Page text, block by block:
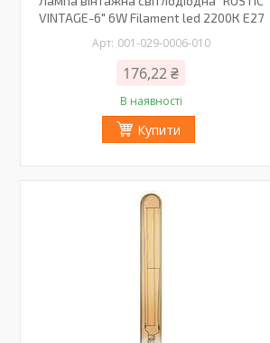
VINTAGE-6" 6W Filament led 2200К E27
001-029-0006-010
176,22 ₴
В наявності
Купити